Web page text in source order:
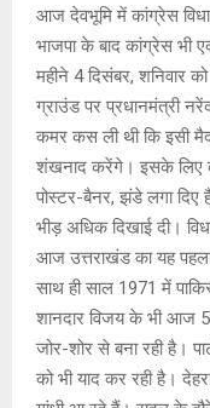
at
s
A
p
p
ce
b
o
o
k
s
a
g
e
आज देवभूमि में कांग्रेस
भाजपा के बाद कांग्रेस भी
महीने 4 दिसंबर, शनिवार
ग्राउंड पर प्रधानमंत्री
कमर कस ली थी कि इसी
शंखनाद करेंगे। इसके लिए
पोस्टर-बैनर, झंडे लगा दिए
भीड़ अधिक दिखाई दी।
आज उत्तराखंड का यह
साथ ही साल 1971 में
शानदार विजय के भी आज
जोर-शोर से बना रही है।
को भी याद कर रही है।